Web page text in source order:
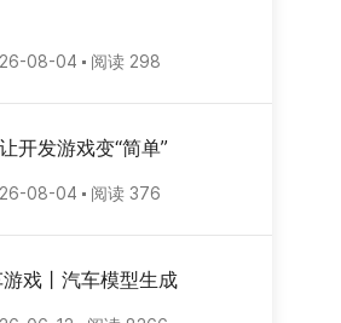
08-04 阅读 298
发游戏变“简单”
08-04 阅读 376
戏丨汽车模型生成